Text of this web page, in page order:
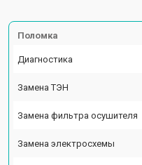
Поломка
Диагностика
Замена ТЭН
Замена фильтра осушителя
Замена электросхемы